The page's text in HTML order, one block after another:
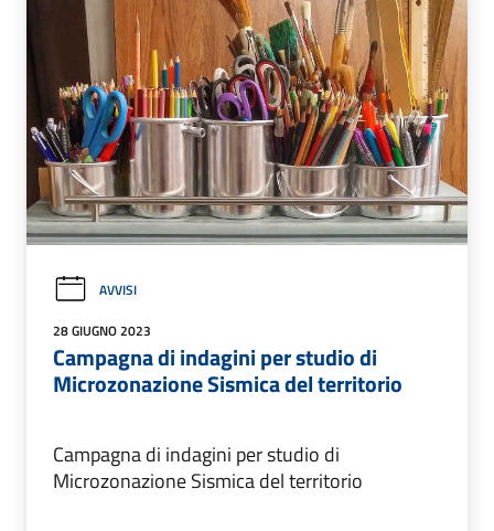
AVVISI
28 GIUGNO 2023
Campagna di indagini per studio di
Microzonazione Sismica del territorio
Campagna di indagini per studio di
Microzonazione Sismica del territorio